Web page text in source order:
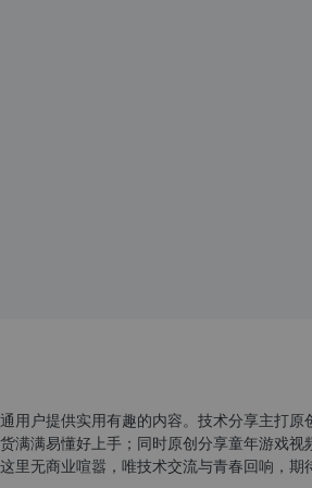
用户提供实用有趣的内容。技术分享主打原
满满易懂好上手；同时原创分享童年游戏
里无商业喧嚣，唯技术交流与青春回响，期